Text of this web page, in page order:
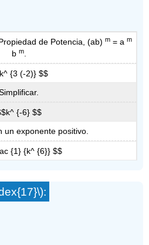
de Potencia, (ab) m = a m
b m.
{3 (-2)} $$
{-6} $$
un exponente positivo.
{1} {k^ {6}} $$
: